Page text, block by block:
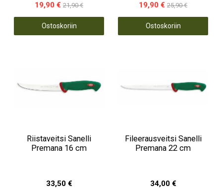
19,90 € 21,90 €
Ostoskoriin
19,90 € 25,90 €
Ostoskoriin
Riistaveitsi Sanelli
Premana 16 cm
33,50 €
Fileerausveitsi Sanelli
Premana 22 cm
34,00 €